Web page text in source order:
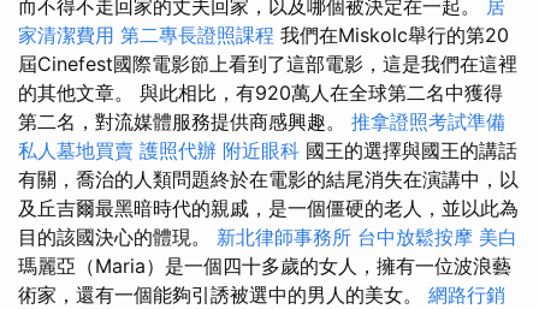
而不得不走回家的丈夫回家，以及哪個被決定在一起。 居
家清潔費用 第二專長證照課程 我們在Miskolc舉行的第20
屆Cinefest國際電影節上看到了這部電影，這是我們在這裡
的其他文章。 與此相比，有920萬人在全球第二名中獲得
第二名，對流媒體服務提供商感興趣。 推拿證照考試準備
私人墓地買賣 護照代辦 附近眼科 國王的選擇與國王的講話
有關，喬治的人類問題終於在電影的結尾消失在演講中，以
及丘吉爾最黑暗時代的親戚，是一個僵硬的老人，並以此為
目的該國決心的體現。 新北律師事務所 台中放鬆按摩 美白
瑪麗亞（Maria）是一個四十多歲的女人，擁有一位波浪藝
術家，還有一個能夠引誘被選中的男人的美女。 網路行銷